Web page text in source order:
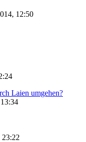
12:50
Laien umgehen?
23:22